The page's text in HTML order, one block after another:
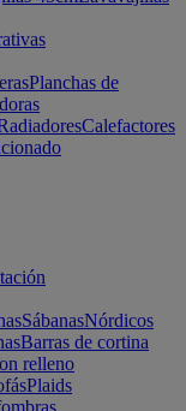
Planchas de
Calefactores
SábanasNórdicos
Barras de cortina
relleno
Plaids